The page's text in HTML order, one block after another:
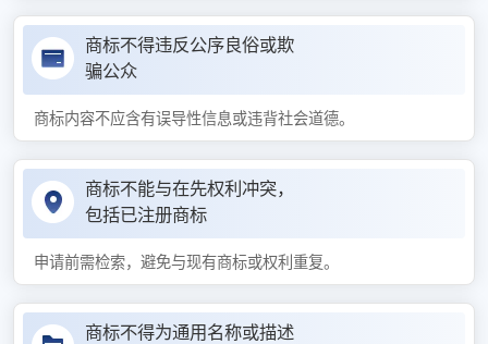
商标不得违反公序良俗或欺
骗公众
商标内容不应含有误导性信息或违背社会道德。
商标不能与在先权利冲突，
包括已注册商标
申请前需检索，避免与现有商标或权利重复。
商标不得为通用名称或描述